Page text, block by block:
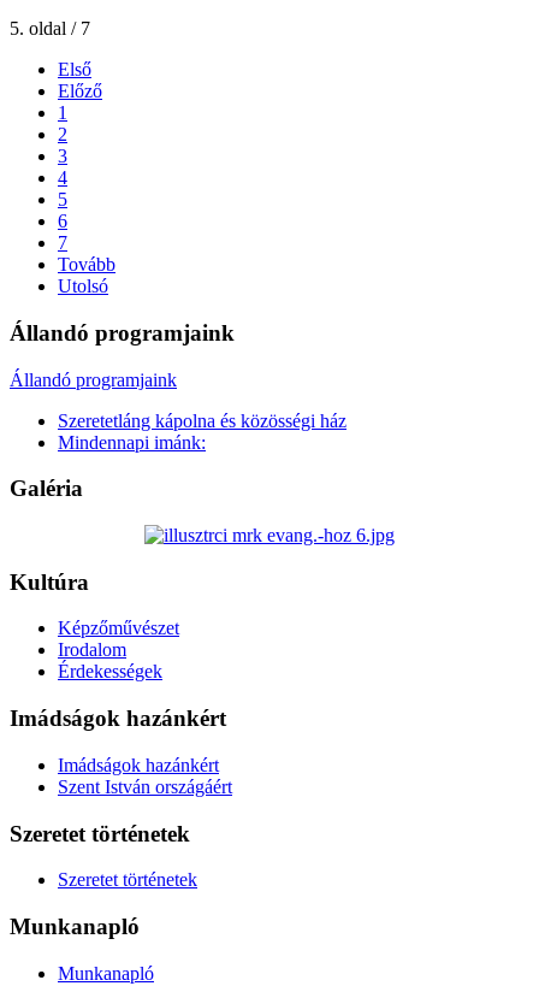
5. oldal / 7
Első
Előző
1
2
3
4
5
6
7
Tovább
Utolsó
Állandó programjaink
Állandó programjaink
Szeretetláng kápolna és közösségi ház
Mindennapi imánk:
Galéria
Kultúra
Képzőművészet
Irodalom
Érdekességek
Imádságok hazánkért
Imádságok hazánkért
Szent István országáért
Szeretet történetek
Szeretet történetek
Munkanapló
Munkanapló